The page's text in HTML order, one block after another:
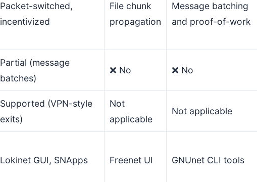
Packet-switched,
incentivized
File chunk
propagation
Message batching
and proof-of-work
Partial (message
batches)
❌ No ❌ No
Supported (VPN-style
exits)
Not
applicable
Not applicable
Lokinet GUI, SNApps Freenet UI GNUnet CLI tools